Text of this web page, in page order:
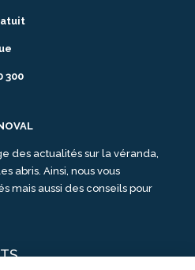
300
des actualités sur la véranda,
abris. Ainsi, nous vous
mais aussi des conseils pour